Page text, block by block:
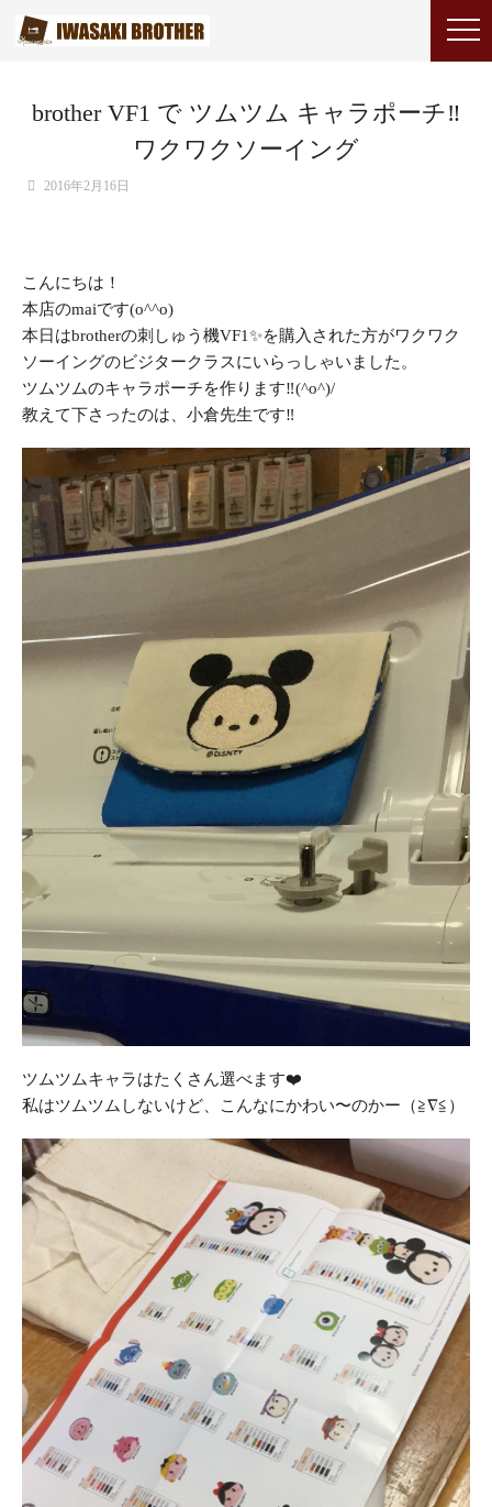
brother VF1 で ツムツム キャラポーチ‼︎
ワクワクソーイング
2016年2月16日
こんにちは！
本店のmaiです(o^^o)
本日はbrotherの刺しゅう機VF1✨を購入された方がワクワク
ソーイングのビジタークラスにいらっしゃいました。
ツムツムのキャラポーチを作ります‼︎(^o^)/
教えて下さったのは、小倉先生です‼︎
ツムツムキャラはたくさん選べます❤️
私はツムツムしないけど、こんなにかわい〜のかー（≧∇≦）